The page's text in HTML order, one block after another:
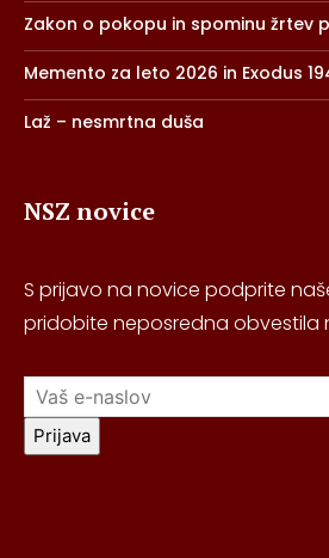
Zakon o pokopu in spominu žrtev
Memento za leto 2026 in Exodus
Laž – nesmrtna duša
NSZ novice
S prijavo na novice podprite
pridobite neposredna obvestila
Prijava